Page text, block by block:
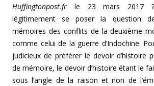
Huffingtonpost.fr le 23 mars 2017
légitimement se poser la question
mémoires des conflits de la deuxième
comme celui de la guerre d’Indochine.
judicieux de préférer le devoir d’histoire
de mémoire, le devoir d’histoire étant le
sous l’angle de la raison et non de